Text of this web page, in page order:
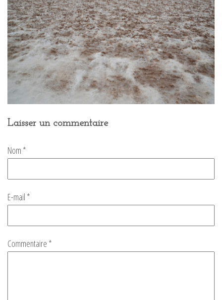
Laisser un commentaire
Commentaire *
Nom *
E-mail *